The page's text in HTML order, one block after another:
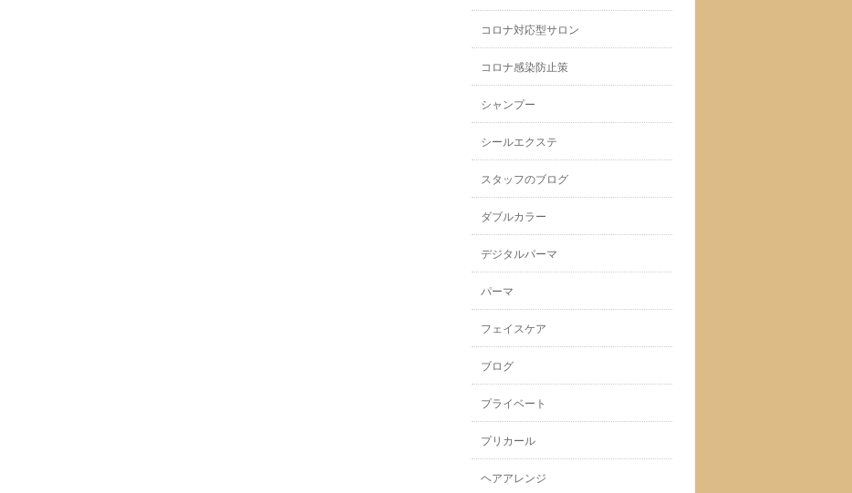
コロナ対応型サロン
コロナ感染防止策
シャンプー
シールエクステ
スタッフのブログ
ダブルカラー
デジタルパーマ
パーマ
フェイスケア
ブログ
プライベート
プリカール
ヘアアレンジ